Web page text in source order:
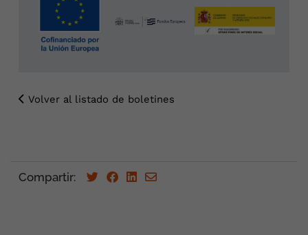
Volver al listado de boletines
Compartir: